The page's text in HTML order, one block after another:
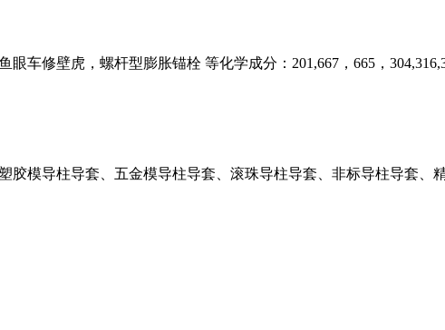
车修壁虎，螺杆型膨胀锚栓 等化学成分：201,667，665，
胶模导柱导套、五金模导柱导套、滚珠导柱导套、非标导柱导套、